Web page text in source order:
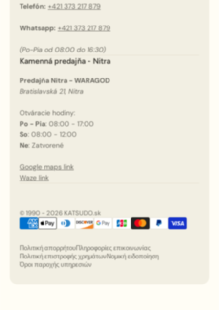
Telefón: +421 373 217 879
Whatsapp: +421 373 217 879
(Po-Pia od 08:00 do 16:30)
Kamenná predajňa - Nitra
Predajňa Nitra - WARAGOD
Bratislavská 21, Nitra
Otváracie hodiny:
Po - Pia: 08:00 - 17:00
So: 08:00 - 12:00
Ne: Zatvorené
Google maps link
Waze link
© 1990 - 2026 KATSUDO.sk
Πολιτική απορρήτουΠληροφορίες επικοινωνίας
Πολιτική επιστροφής χρημάτωνΝομική ειδοποίηση
Όροι παροχής υπηρεσιών